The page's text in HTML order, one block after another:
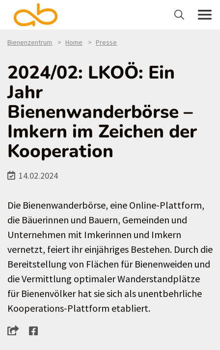
Bienenzentrum Home Presse
2024/02: LKOÖ: Ein
Jahr
Bienenwanderbörse –
Imkern im Zeichen der
Kooperation
14.02.2024
Die Bienenwanderbörse, eine Online-Plattform,
die Bäuerinnen und Bauern, Gemeinden und
Unternehmen mit Imkerinnen und Imkern
vernetzt, feiert ihr einjähriges Bestehen. Durch die
Bereitstellung von Flächen für Bienenweiden und
die Vermittlung optimaler Wanderstandplätze
für Bienenvölker hat sie sich als unentbehrliche
Kooperations-Plattform etabliert.